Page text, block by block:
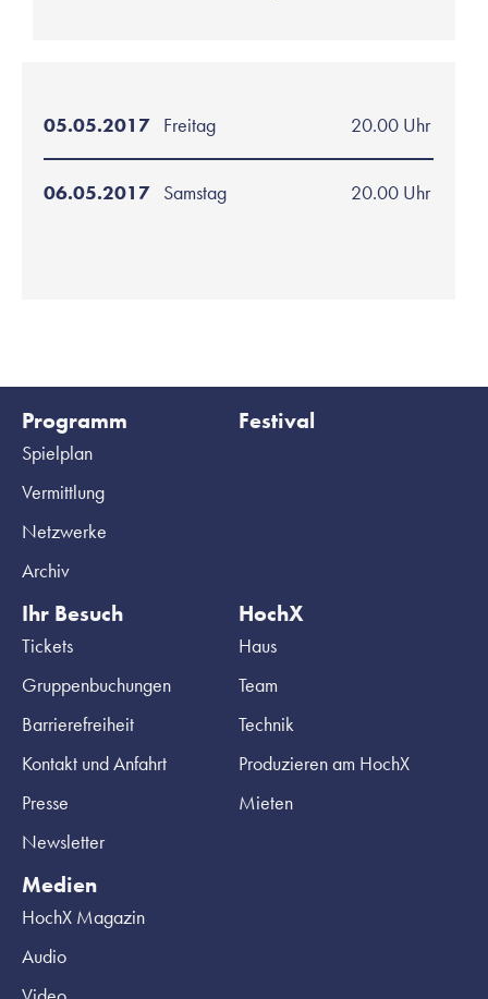
05.05.2017 Freitag 20.00 Uhr
06.05.2017 Samstag 20.00 Uhr
Programm
Spielplan
Vermittlung
Netzwerke
Archiv
Festival
Ihr Besuch
Tickets
Gruppenbuchungen
Barrierefreiheit
Kontakt und Anfahrt
Presse
Newsletter
HochX
Haus
Team
Technik
Produzieren am HochX
Mieten
Medien
HochX Magazin
Audio